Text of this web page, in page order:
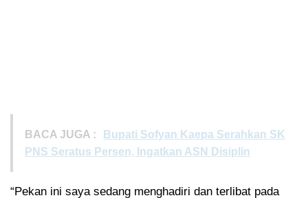
BACA JUGA :
Bupati Sofyan Kaepa Serahkan SK
PNS Seratus Persen, Ingatkan ASN Disiplin
“Pekan ini saya sedang menghadiri dan terlibat pada